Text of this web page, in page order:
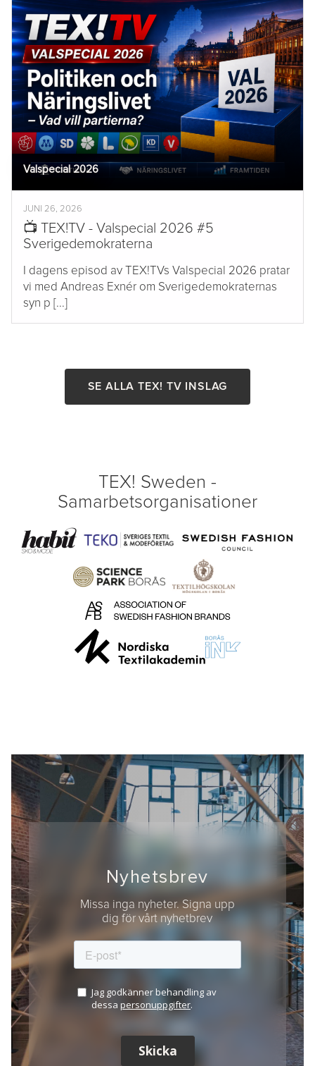
Valspecial 2026
JUNI 26, 2026
📺 TEX!TV - Valspecial 2026 #5
Sverigedemokraterna
I dagens episod av TEX!TVs Valspecial 2026 pratar
vi med Andreas Exnér om Sverigedemokraternas
syn p [...]
SE ALLA TEX! TV INSLAG
TEX! Sweden -
Samarbetsorganisationer
Nyhetsbrev
Missa inga nyheter. Signa upp
dig för vårt nyhetbrev